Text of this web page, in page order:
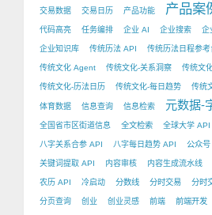
交易数据 交易日历 产品功能 产品案
代码高亮 任务编排 企业 AI 企业搜索 企
企业知识库 传统历法 API 传统历法日程参考
传统文化 Agent 传统文化-关系洞察 传统文
传统文化-历法日历 传统文化-每日趋势 传统
体育数据 信息查询 信息检索 元数据-
全国省市区街道信息 全文检索 全球大学 API
八字关系合参 API 八字每日趋势 API 公众号
关键词提取 API 内容审核 内容生成流水线
农历 API 冷启动 分数线 分时交易 分时
分页查询 创业 创业灵感 前端 前端开发